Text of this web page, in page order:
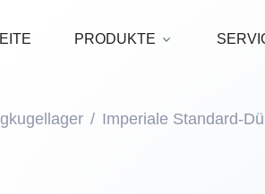
PRODUKTE
Imperiale Standard-